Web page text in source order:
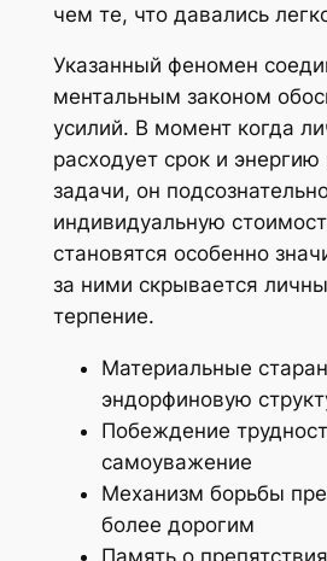
чем те, что давались
Указанный феномен
ментальным законом
усилий. В момент когда
расходует срок и
задачи, он
индивидуальную
становятся особенно
за ними скрывается
терпение.
Материальные
эндорфиновую
Побеждение
самоуважение
Механизм борьбы
более дорогим